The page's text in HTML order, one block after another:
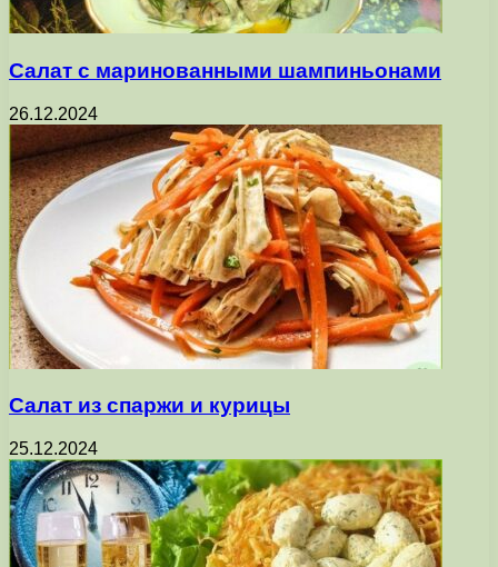
Салат с маринованными шампиньонами
26.12.2024
Салат из спаржи и курицы
25.12.2024